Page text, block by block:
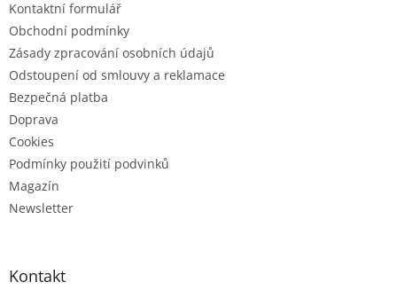
Kontaktní formulář
Obchodní podmínky
Zásady zpracování osobních údajů
Odstoupení od smlouvy a reklamace
Bezpečná platba
Doprava
Cookies
Podmínky použití podvinků
Magazín
Newsletter
Kontakt